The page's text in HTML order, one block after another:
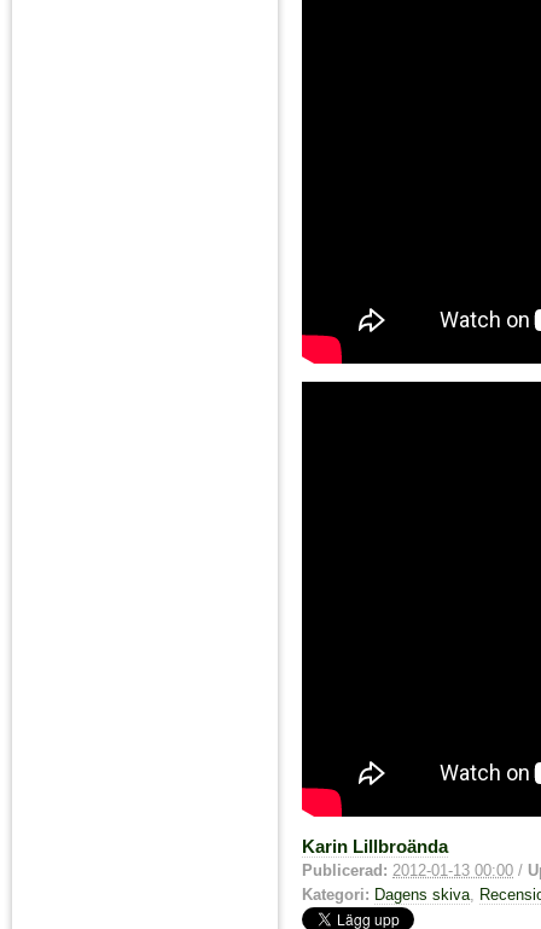
Karin Lillbroända
Publicerad: 2012-01-13 00:00 /
Kategori: Dagens skiva